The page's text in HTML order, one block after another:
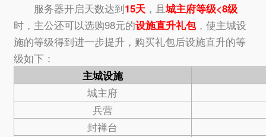
服务器开启天数达到15天，且城主府等级<8级
时，主公还可以选购98元的设施直升礼包，使主城设
施的等级得到进一步提升，购买礼包后设施直升的等
级如下：
主城设施
城主府
兵营
封禅台